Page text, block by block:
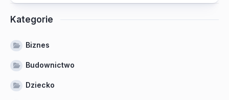
Kategorie
Biznes
Budownictwo
Dziecko